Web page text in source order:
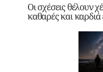
Οι σχέσεις θέλουν
καθαρές και καρδιά